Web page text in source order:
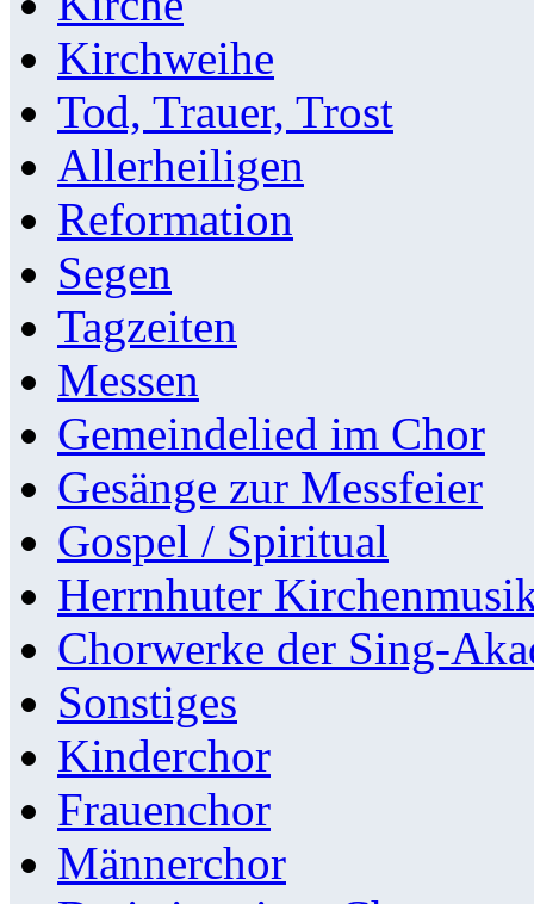
Kirchweihe
Tod, Trauer, Trost
Allerheiligen
Reformation
Segen
Tagzeiten
Messen
Gemeindelied im Chor
Gesänge zur Messfeier
Gospel / Spiritual
Herrnhuter
Chorwerke der Sing-
Sonstiges
Kinderchor
Frauenchor
Männerchor